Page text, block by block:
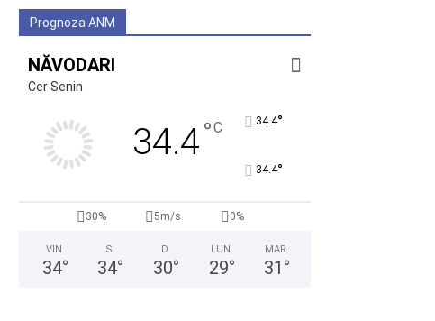
Prognoza ANM
NĂVODARI
Cer Senin
34.4°C 34.4°
34.4°
30% 5m/s 0%
VIN
34°
S
34°
D
30°
LUN
29°
MAR
31 °